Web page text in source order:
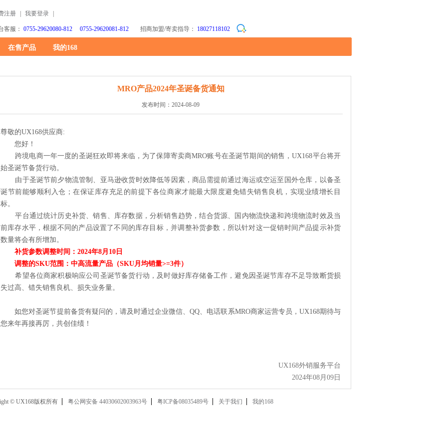
注册 我要登录
客服： 0755-29620080-812 0755-29620081-812 招商加盟/寄卖指导： 18027118102
在售产品 我的168
MRO产品2024年圣诞备货通知
发布时间：2024-08-09
尊敬的UX168供应商:
您好！
跨境电商一年一度的圣诞狂欢即将来临，为了保障寄卖商MRO账号在圣诞节期间的销售，UX168平台将开
始圣诞节备货行动。
由于圣诞节前夕物流管制、亚马逊收货时效降低等因素，商品需提前通过海运或空运至国外仓库，以备圣
诞节前能够顺利入仓；在保证库存充足的前提下各位商家才能最大限度避免错失销售良机，实现业绩增长目
标。
平台通过统计历史补货、销售、库存数据，分析销售趋势，结合货源、国内物流快递和跨境物流时效及当
前库存水平，根据不同的产品设置了不同的库存目标，并调整补货参数，所以针对这一促销时间产品提示补货
数量将会有所增加。
补货参数调整时间： 2024年8月10日
调整的SKU范围： 中高流量产品（SKU月均销量>=3件）
希望各位商家积极响应公司圣诞节备货行动，及时做好库存储备工作，避免因圣诞节库存不足导致断货损
失过高、错失销售良机、损失业务量。
如您对圣诞节提前备货有疑问的，请及时通过企业微信、QQ、电话联系MRO商家运营专员， UX168期待与
您来年再接再厉，共创佳绩！
UX168外销服务平台
2024年08月09日
© UX168版权所有 粤公网安备 44030602003963号 粤ICP备08035489号 关于我们 我的168